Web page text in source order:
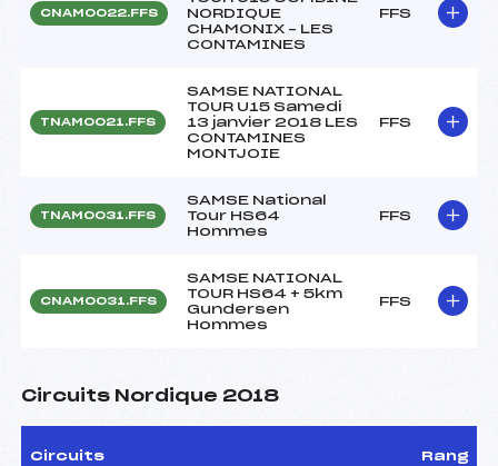
CNAM0022.FFS
NORDIQUE
CHAMONIX – LES
CONTAMINES
FFS
TNAM0021.FFS
SAMSE NATIONAL
TOUR U15 Samedi
13 janvier 2018 LES
CONTAMINES
MONTJOIE
FFS
TNAM0031.FFS
SAMSE National
Tour HS64
Hommes
FFS
CNAM0031.FFS
SAMSE NATIONAL
TOUR HS64 + 5km
Gundersen
Hommes
FFS
Circuits Nordique 2018
Circuits Rang